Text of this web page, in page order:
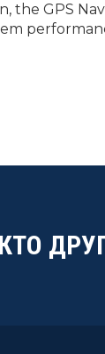
the GPS